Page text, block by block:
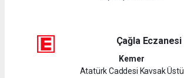
Çağla Eczanesi
Kemer
Atatürk Caddesi Kavsak Üstü